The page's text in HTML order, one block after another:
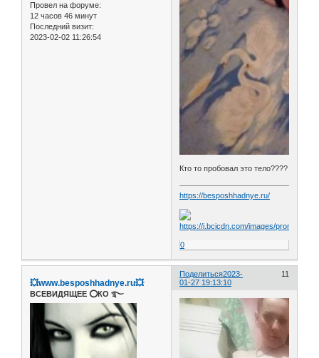
Провел на форуме:
12 часов 46 минут
Последний визит:
2023-02-02 11:26:54
Кто то пробовал это тело????
https://besposhhadnye.ru/
0
Поделиться 11
2023-
01-27 19:13:10
💥www.besposhhadnye.ru💥
ВСЕВИДЯЩЕЕ ⭕️КО ࿐